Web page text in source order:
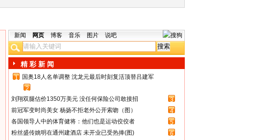
新闻 网页 博客 音乐 图片 说吧
精 彩 新 闻
1
国奥18人名单调整 沈龙元最后时刻复活顶替吕建军
2
刘翔双腿估价1350万美元 没任何保险公司敢接招
3
前冠军变时尚美女 杨扬不拒老外公开索吻（图）
4
各国领导人中的体育健将：他们也是运动佼佼者
5
粉丝盛传姚明在通州建酒店 未开业已受热捧(图)
6